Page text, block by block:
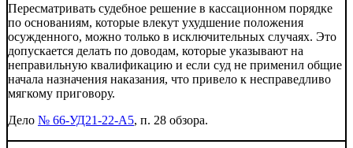
Пересматривать судебное решение в кассационном порядке
по основаниям, которые влекут ухудшение положения
осужденного, можно только в исключительных случаях. Это
допускается делать по доводам, которые указывают на
неправильную квалификацию и если суд не применил общие
начала назначения наказания, что привело к несправедливо
мягкому приговору.
Дело № 66-УД21-22-А5, п. 28 обзора.